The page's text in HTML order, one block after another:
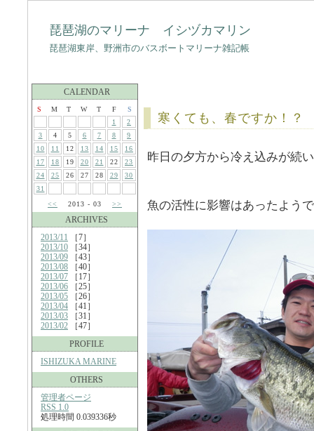
琵琶湖のマリーナ イシヅカマリン
琵琶湖東岸、野洲市のバスボートマリーナ雑記帳
CALENDAR
S M T W T F
S
1
2
3
4 5 6 7 8
9
10
11 12 13 14 15
16
17
18 19 20 21 22
23
24
25 26 27 28 29
30
31
<<
2013 - 03 >>
ARCHIVES
2013/11 ［7］
2013/10 ［34］
2013/09 ［43］
2013/08 ［40］
2013/07 ［17］
2013/06 ［25］
2013/05 ［26］
2013/04 ［41］
2013/03 ［31］
2013/02 ［47］
PROFILE
ISHIZUKA MARINE
OTHERS
管理者ページ
RSS 1.0
処理時間 0.039336秒
寒くても、春ですか！？
昨日の夕方から冷え込みが続
魚の活性に影響はあったよう